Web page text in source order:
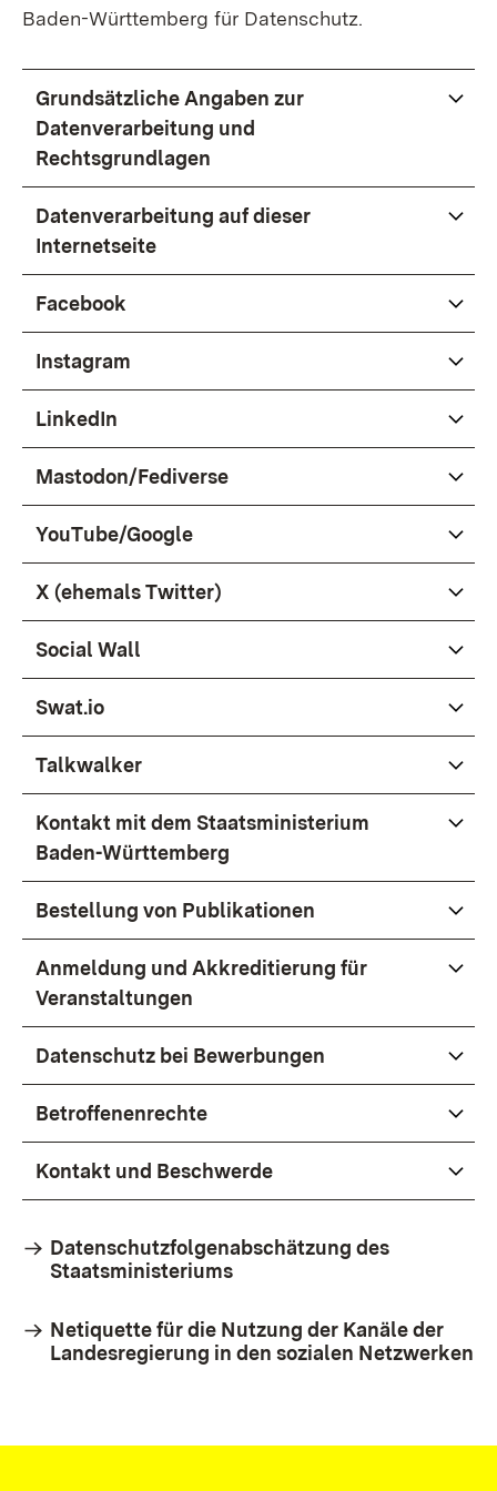
Baden-Württemberg für Datenschutz.
Grundsätzliche Angaben zur
Datenverarbeitung und
Rechtsgrundlagen
Datenverarbeitung auf dieser
Internetseite
Facebook
Instagram
LinkedIn
Mastodon/Fediverse
YouTube/Google
X (ehemals Twitter)
Social Wall
Swat.io
Talkwalker
Kontakt mit dem Staatsministerium
Baden-Württemberg
Bestellung von Publikationen
Anmeldung und Akkreditierung für
Veranstaltungen
Datenschutz bei Bewerbungen
Betroffenenrechte
Kontakt und Beschwerde
Datenschutzfolgenabschätzung des
Staatsministeriums
Netiquette für die Nutzung der Kanäle der
Landesregierung in den sozialen Netzwerken